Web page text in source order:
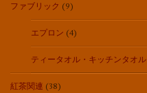
ファブリック (9)
エプロン (4)
ティータオル・キッチンタオル
紅茶関連 (38)